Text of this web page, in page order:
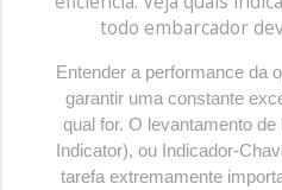
todo embarcador
Entender a performance da
garantir uma constante
qual for. O levantamento
Indicator), ou Indicador-
tarefa extremamente